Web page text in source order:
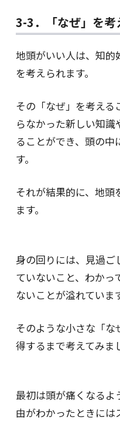
3-3．「なぜ」を考
地頭がいい人は、知的
を考えられます。
その「なぜ」を考える
らなかった新しい知
ることができ、頭の中
す。
それが結果的に、地頭
ます。
身の回りには、見過ご
ていないこと、わかっ
ないことが溢れていま
そのような小さな「
得するまで考えてみま
最初は頭が痛くなる
由がわかったときには